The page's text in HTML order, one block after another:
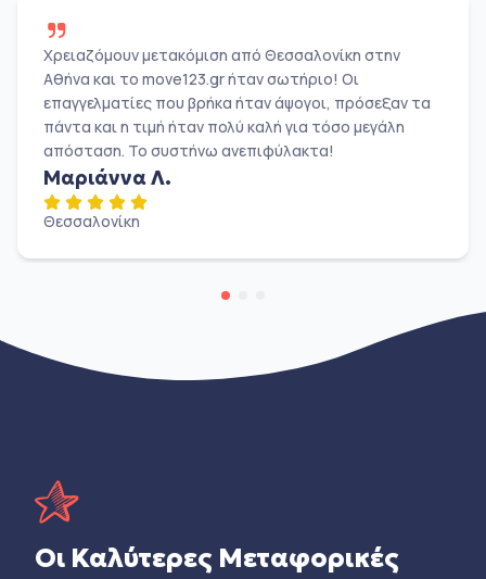
Χρειαζόμουν μετακόμιση από Θεσσαλονίκη στην
Αθήνα και το move123.gr ήταν σωτήριο! Οι
επαγγελματίες που βρήκα ήταν άψογοι, πρόσεξαν τα
πάντα και η τιμή ήταν πολύ καλή για τόσο μεγάλη
απόσταση. Το συστήνω ανεπιφύλακτα!
Μαριάννα Λ.
Θεσσαλονίκη
Οι Καλύτερες Μεταφορικές